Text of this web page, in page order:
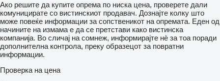
Ако решите да купите опрема по ниска цена, проверете дали
комуницирате со вистинскиот продавач. Дознајте колку што
може повеќе информации за сопственикот на опремата. Еден од
начините на измама е да се претстави како вистинска
компанија. Во сличај на сомнеж, информирајте нѐ за тоа поради
дополнителна контрола, преку образецот за повратни
информации.
Проверка на цена